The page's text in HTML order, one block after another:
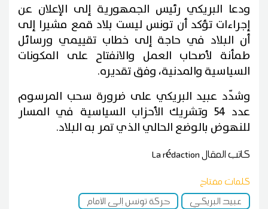
ودعا البريكي رئيس الجمهورية إلى الإعلان عن
إجراءات تؤكد أن تونس ليست بلاد قمع مشيرا إلى
أن البلاد في حاجة إلى خطاب تقييمي ورسائل
طمأنة لأصحاب العمل والانفتاح على المكونات
السياسية والمدنية، وفق تقديره.
وشدّد عبيد البريكي على ضرورة سحب المرسوم
عدد 54 وتشريك الأحزاب السياسية في المسار
للنهوض بالوضع الحالي الذي تمر به البلاد.
كاتب المقالLa rédaction
كلمات مفتاح
عبيد البريكي
حركة تونس إلى الأمام